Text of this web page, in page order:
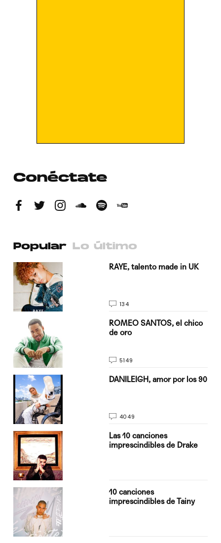
Conéctate
Popular Lo último
RAYE, talento made in UK
134
ROMEO SANTOS, el chico
de oro
5149
DANILEIGH, amor por los 90
4049
Las 10 canciones
imprescindibles de Drake
10 canciones
imprescindibles de Tainy